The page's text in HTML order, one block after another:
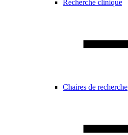
Recherche clinique
Chaires de recherche